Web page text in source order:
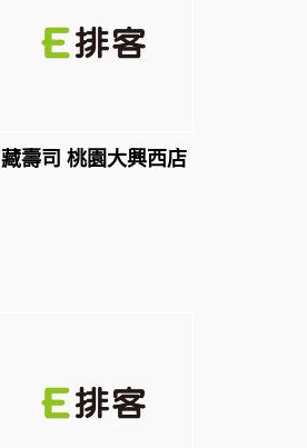
藏壽司 桃園大興西店